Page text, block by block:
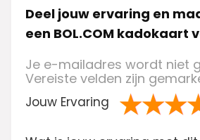
Deel jouw ervaring en
een BOL.COM kadokaart
Je e-mailadres wordt niet
Vereiste velden zijn
Jouw Ervaring